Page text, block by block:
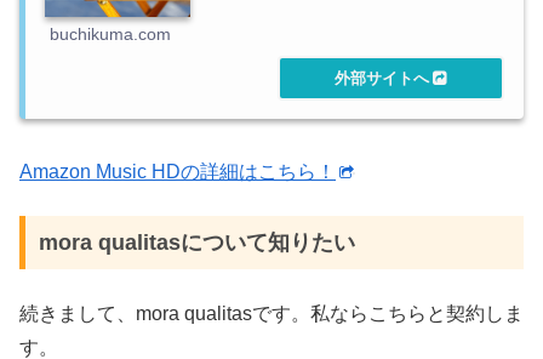
buchikuma.com
Amazon Music HDの詳細はこちら！
mora qualitasについて知りたい
続きまして、mora qualitasです。私ならこちらと契約しま
す。